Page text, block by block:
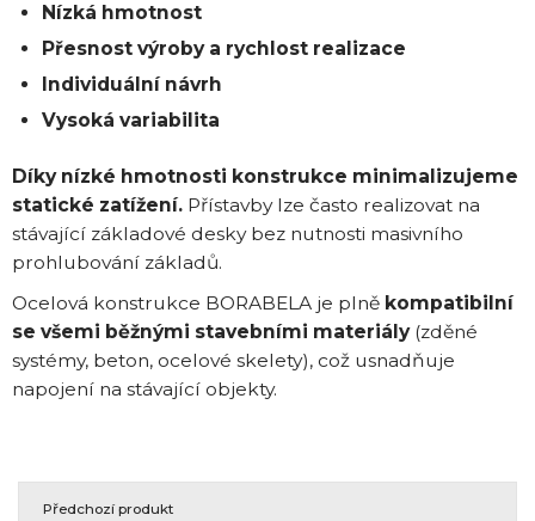
Nízká hmotnost
Přesnost výroby a rychlost realizace
Individuální návrh
Vysoká variabilita
Díky nízké hmotnosti konstrukce minimalizujeme
statické zatížení. Přístavby lze často realizovat na
stávající základové desky bez nutnosti masivního
prohlubování základů.
Ocelová konstrukce BORABELA je plně kompatibilní
se všemi běžnými stavebními materiály(zděné
systémy, beton, ocelové skelety), což usnadňuje
napojení na stávající objekty.
Předchozí produkt